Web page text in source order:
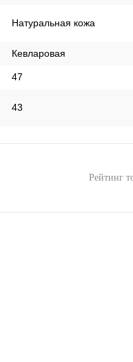
Натуральная кожа
Кевларовая
47
43
Рейтинг